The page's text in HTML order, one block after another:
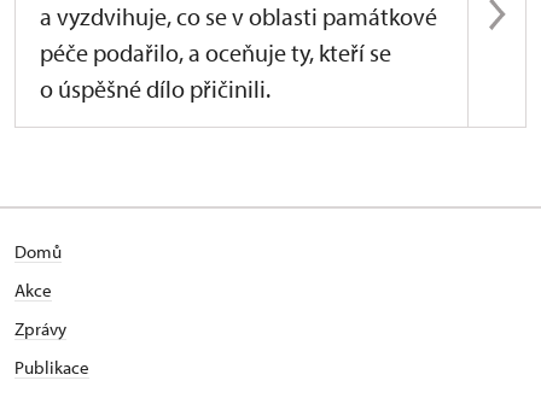
a vyzdvihuje, co se v oblasti památkové
péče podařilo, a oceňuje ty, kteří se
o úspěšné dílo přičinili.
Domů
Akce
Zprávy
Publikace